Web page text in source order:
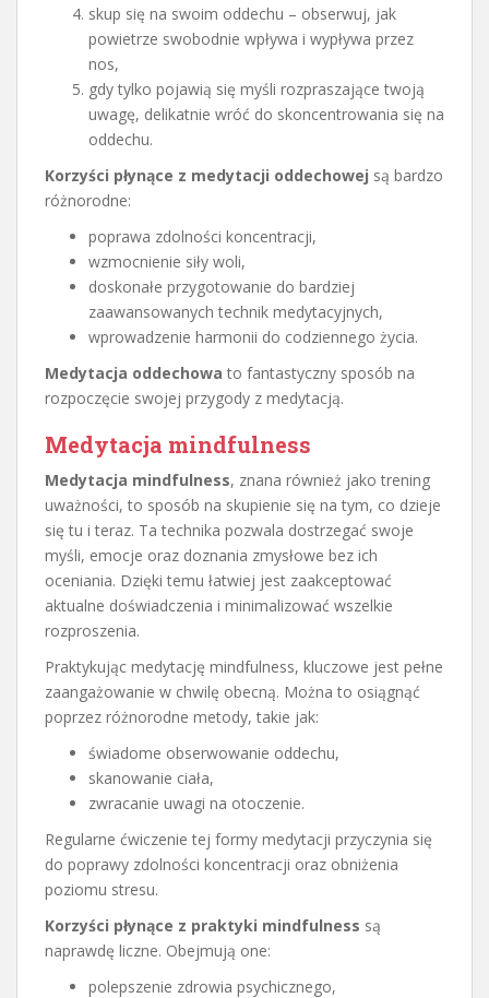
skup się na swoim oddechu – obserwuj, jak
powietrze swobodnie wpływa i wypływa przez
nos,
gdy tylko pojawią się myśli rozpraszające twoją
uwagę, delikatnie wróć do skoncentrowania się na
oddechu.
Korzyści płynące z medytacji oddechowej są bardzo
różnorodne:
poprawa zdolności koncentracji,
wzmocnienie siły woli,
doskonałe przygotowanie do bardziej
zaawansowanych technik medytacyjnych,
wprowadzenie harmonii do codziennego życia.
Medytacja oddechowa to fantastyczny sposób na
rozpoczęcie swojej przygody z medytacją.
Medytacja mindfulness
Medytacja mindfulness, znana również jako trening
uważności, to sposób na skupienie się na tym, co dzieje
się tu i teraz. Ta technika pozwala dostrzegać swoje
myśli, emocje oraz doznania zmysłowe bez ich
oceniania. Dzięki temu łatwiej jest zaakceptować
aktualne doświadczenia i minimalizować wszelkie
rozproszenia.
Praktykując medytację mindfulness, kluczowe jest pełne
zaangażowanie w chwilę obecną. Można to osiągnąć
poprzez różnorodne metody, takie jak:
świadome obserwowanie oddechu,
skanowanie ciała,
zwracanie uwagi na otoczenie.
Regularne ćwiczenie tej formy medytacji przyczynia się
do poprawy zdolności koncentracji oraz obniżenia
poziomu stresu.
Korzyści płynące z praktyki mindfulness są
naprawdę liczne. Obejmują one:
polepszenie zdrowia psychicznego,